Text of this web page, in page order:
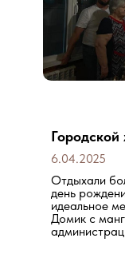
Отдыхали
день
идеальное
Домик с
Городской
6.04.2025